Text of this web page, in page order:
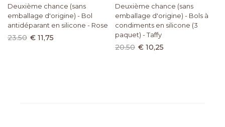
Deuxième chance (sans
emballage d'origine) - Bol
antidéparant en silicone - Rose
23.50 € 11,75
Deuxième chance (sans
emballage d'origine) - Bols à
condiments en silicone (3
paquet) - Taffy
20.50 € 10,25